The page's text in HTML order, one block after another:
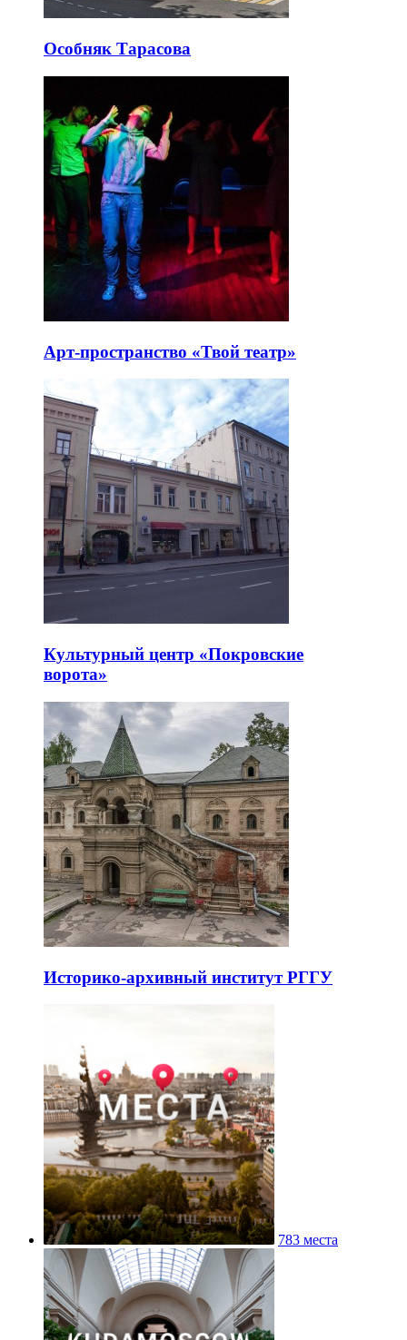
Особняк Тарасова
Арт-пространство «Твой театр»
Культурный центр «Покровские
ворота»
Историко-архивный институт РГГУ
783 места